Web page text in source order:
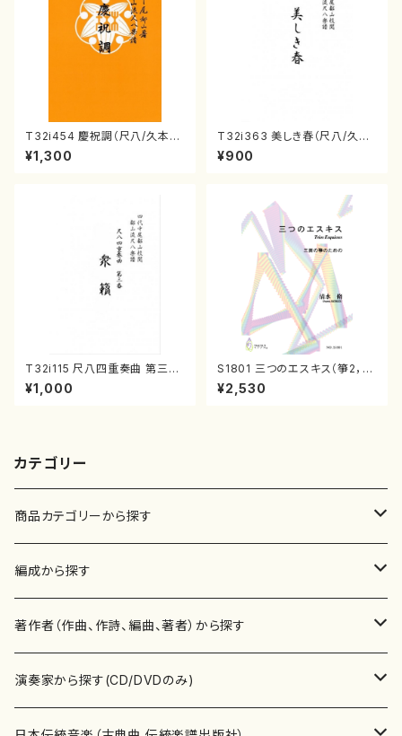
T32i454 慶祝調（尺八/久本玄
智/楽譜）都山流公刊楽譜曲番:2
161
¥1,300
T32i363 美しき春（尺八/久本
玄智/楽譜）都山流公刊楽譜曲
番:2068
¥900
T32i115 尺八四重奏曲 第三番
衆籟（尺八/初代 山本邦山/尺
八/都山式譜）都山流公刊楽譜曲
¥1,000
S1801 三つのエスキス（箏2，1
7/清水 脩/楽譜）
¥2,530
カテゴリー
商品カテゴリーから探す
楽譜
書籍
書籍
テキストブック
CD・DVD
編成から探す
邦楽器
箏・琴（ソロ）
箏・琴（合奏）
合唱
混声合唱
著作者（作曲、作詩、編曲、著者）から探す
あ行
青木省三(アオキ ショウゾウ)
演奏家から探す(CD/DVDのみ)